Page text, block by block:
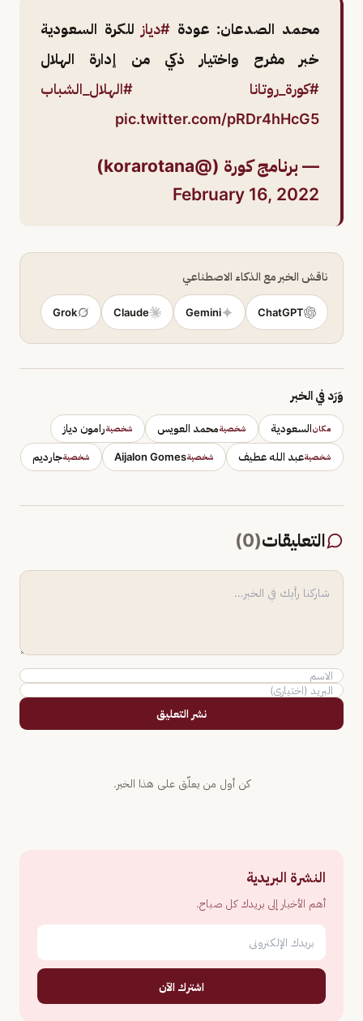
محمد الصدعان: عودة #دياز للكرة السعودية
خبر مفرح واختيار ذكي من إدارة الهلال
#كورة_روتانا
#الهلال_الشباب
pic.twitter.com/pRDr4hHcG5
— برنامج كورة (@korarotana)
February 16, 2022
ناقش الخبر مع الذكاء الاصطناعي
ChatGPT
Gemini
Claude
Grok
وَرَد في الخبر
مكانالسعودية شخصيةمحمد العويس شخصيةرامون دياز
شخصيةعبد الله عطيف شخصيةAijalon Gomes شخصيةجارديم
التعليقات(
0
)
نشر التعليق
كن أول من يعلّق على هذا الخبر.
النشرة البريدية
أهم الأخبار إلى بريدك كل صباح.
اشترك الآن